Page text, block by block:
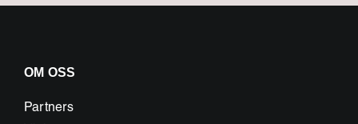
OM OSS
Partners